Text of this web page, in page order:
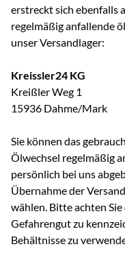
erstreckt sich ebenfalls
regelmäßig anfallende
unser Versandlager:
Kreissler24 KG
Kreißler Weg 1
15936 Dahme/Mark
Sie können das
Ölwechsel regelmäßig
persönlich bei uns
Übernahme der
wählen. Bitte achten
Gefahrengut zu
Behältnisse zu